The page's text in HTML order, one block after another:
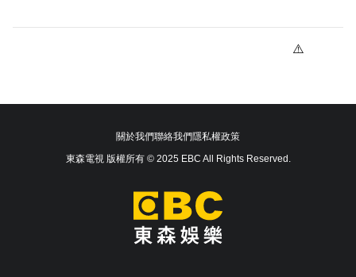
關於我們聯絡我們隱私權政策
東森電視 版權所有 © 2025 EBC All Rights Reserved.